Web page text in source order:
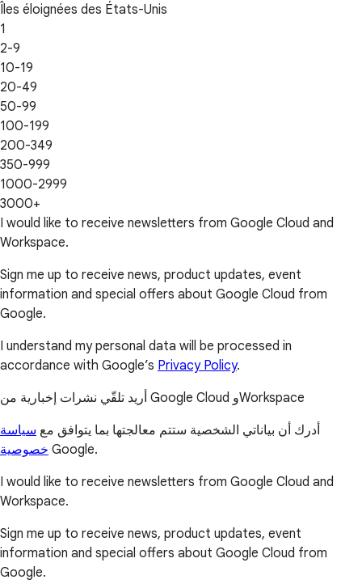
Îles éloignées des États-Unis
1
2-9
10-19
20-49
50-99
100-199
200-349
350-999
1000-2999
3000+
I would like to receive newsletters from Google Cloud and
Workspace.
Sign me up to receive news, product updates, event
information and special offers about Google Cloud from
Google.
I understand my personal data will be processed in
accordance with Google’s Privacy Policy.
أريد تلقّي نشرات إخبارية من Google Cloud وWorkspace
أدرك أن بياناتي الشخصية ستتم معالجتها بما يتوافق مع سياسة
خصوصية Google.
I would like to receive newsletters from Google Cloud and
Workspace.
Sign me up to receive news, product updates, event
information and special offers about Google Cloud from
Google.